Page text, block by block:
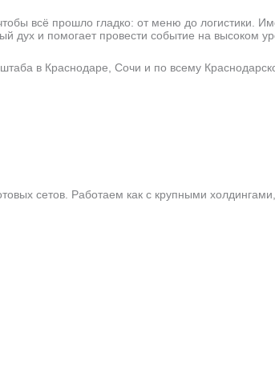
всё прошло гладко: от меню до логистики.
дух и помогает провести событие на высоком
в Краснодаре, Сочи и по всему
сетов. Работаем как с крупными